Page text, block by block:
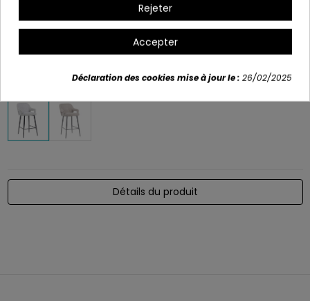
Profondeur : 57 cm
Détails du produit
Rejeter
Accepter
Déclaration des cookies mise à jour le :26/02/2025